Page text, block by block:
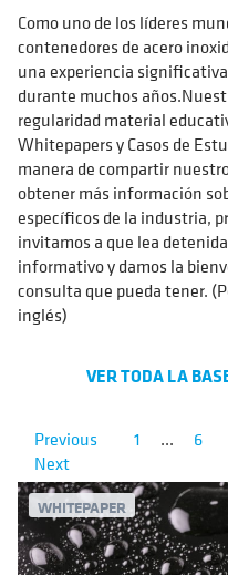
Como uno de los líderes
contenedores de acero
una experiencia
durante muchos
regularidad material
Whitepapers y Casos de
manera de compartir
obtener más información
específicos de la industria,
invitamos a que lea
informativo y damos la
consulta que pueda tener.
inglés)
VER TODA LA
Previous 1 ... 6
Next
WHITEPAPER